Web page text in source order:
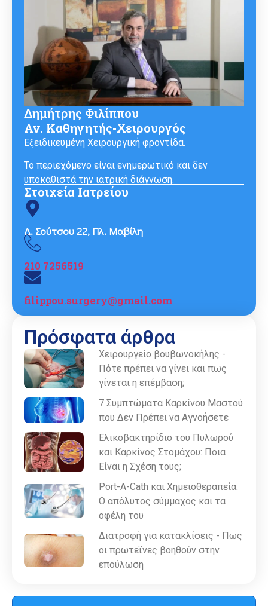
Δημήτρης Φιλίππου
Αν. Καθηγητής-Χειρουργός
Εξειδικευμένη Χειρουργική φροντίδα.
Το περιεχόμενο είναι ενημερωτικό και δεν
υποκαθιστά την ιατρική διάγνωση.
Στοιχεία Ιατρείου
Δ. Σούτσου 22, Πλ. Μαβίλη
210 7256519
filippou.surgery@gmail.com
Πρόσφατα άρθρα
Χειρουργείο βουβωνοκήλης -
Πότε πρέπει να γίνει και πως
γίνεται η επέμβαση;
7 Συμπτώματα Καρκίνου Μαστού
που Δεν Πρέπει να Αγνοήσετε
Ελικοβακτηρίδιο του Πυλωρού
και Καρκίνος Στομάχου: Ποια
Είναι η Σχέση τους;
Port-A-Cath και Χημειοθεραπεία:
Ο απόλυτος σύμμαχος και τα
οφέλη του
Διατροφή για κατακλίσεις - Πως
οι πρωτεϊνες βοηθούν στην
επούλωση